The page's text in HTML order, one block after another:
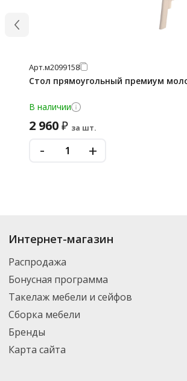
Арт.м2099158
Стол прямоугольный премиум
В наличии
2 960₽ за шт.
- +
Интернет-магазин
Распродажа
Бонусная программа
Такелаж мебели и сейфов
Сборка мебели
Бренды
Карта сайта